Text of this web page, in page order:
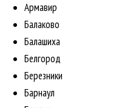
Армавир
Балаково
Балашиха
Белгород
Березники
Барнаул